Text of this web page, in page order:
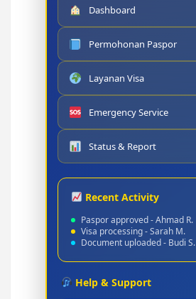
Dashboard
Permohonan Paspor
Layanan Visa
Emergency Service
Status & Report
Recent Activity
Paspor approved - Ahmad R.
Visa processing - Sarah M.
Document uploaded - Budi S.
Help & Support